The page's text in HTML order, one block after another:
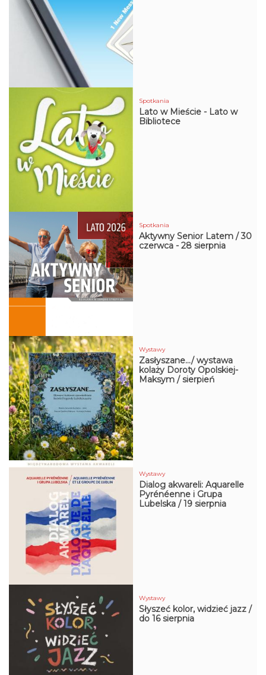
od
Spotkania
Lato w Mieście - Lato w
Bibliotece
Spotkania
Aktywny Senior Latem / 30
czerwca - 28 sierpnia
Wystawy
Zasłyszane…/ wystawa
kolaży Doroty Opolskiej-
Maksym / sierpień
Wystawy
Dialog akwareli: Aquarelle
Pyrénéenne i Grupa
Lubelska / 19 sierpnia
Wystawy
Słyszeć kolor, widzieć jazz /
do 16 sierpnia